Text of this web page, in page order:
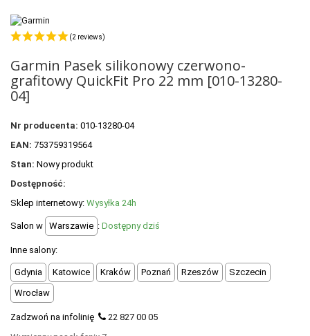
PROMOCJE
OUTLET
WYPRZEDAŻ
(2 reviews)
Garmin Pasek silikonowy czerwono-
grafitowy QuickFit Pro 22 mm [010-13280-
04]
Nr producenta: 010-13280-04
EAN: 753759319564
Stan: Nowy produkt
Dostępność:
Sklep internetowy: Wysyłka 24h
Salon w Warszawie : Dostępny dziś
Inne salony:
Gdynia Katowice Kraków Poznań Rzeszów
Szczecin
Wrocław
Zadzwoń na infolinię
22 827 00 05